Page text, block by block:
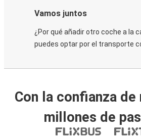
Vamos juntos
¿Por qué añadir otro coche a la
puedes optar por el transporte
Con la confianza de
millones de